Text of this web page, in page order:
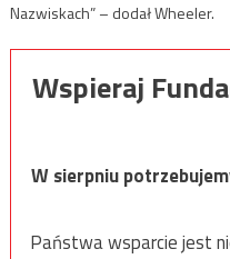
Nazwiskach” – dodał Wheeler.
Wspieraj
W sierpniu
Państwa wsparcie jest